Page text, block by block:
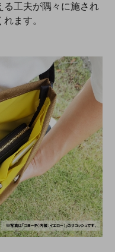
る工夫が隅々に施され
ます。